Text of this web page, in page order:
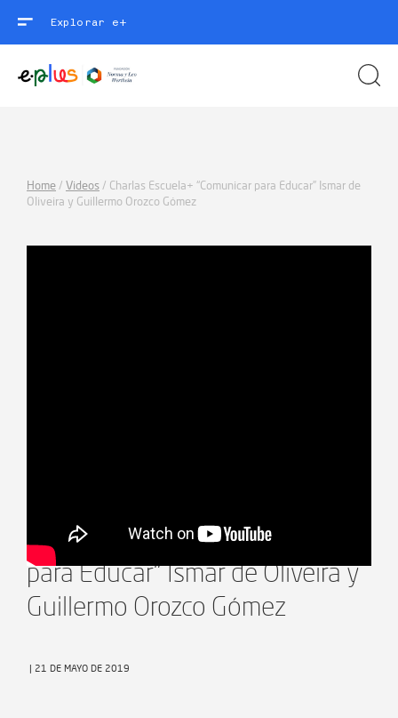
Explorar e+
Home / Videos / Charlas Escuela+ “Comunicar para Educar” Ismar de
Oliveira y Guillermo Orozco Gómez
Charlas Escuela+ "Comunicar
para Educar" Ismar de Oliveira y
Guillermo Orozco Gómez
| 21 DE MAYO DE 2019